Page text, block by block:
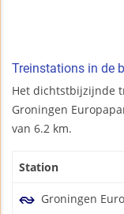
Treinstations in de
Het dichtstbijzijnde
Groningen
van 6.2 km.
Station
Groningen